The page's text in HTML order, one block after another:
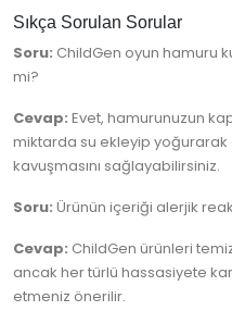
Sıkça Sorulan Sorular
Soru: ChildGen oyun hamuru
mi?
Cevap: Evet, hamurunuzun
miktarda su ekleyip
kavuşmasını sağlayabilirsiniz.
Soru: Ürünün içeriği alerjik
Cevap: ChildGen ürünleri
ancak her türlü hassasiyete
etmeniz önerilir.